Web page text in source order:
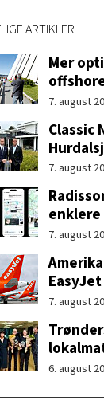
ARTIKLER
Mer
7. august
Classic
7. august
enklere
7. august
EasyJet
7. august
6. august